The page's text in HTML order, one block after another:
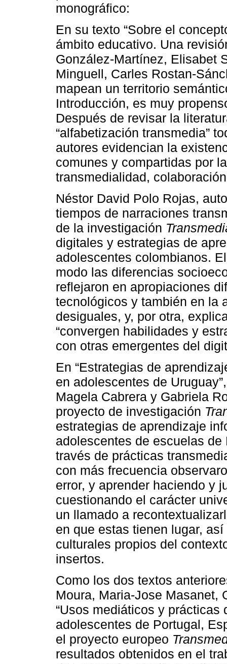
monográfico:
En su texto “Sobre el
ámbito educativo. Una
González-Martínez, Elisabet
Minguell, Carles Rostan-
mapean un territorio
Introducción, es muy
Después de revisar la
“alfabetización transmedia”
autores evidencian la
comunes y compartidas por
transmedialidad,
Néstor David Polo Rojas,
tiempos de narraciones
de la investigación
digitales y estrategias de
adolescentes colombianos.
modo las diferencias
reflejaron en apropiaciones
tecnológicos y también en la
desiguales, y, por otra,
“convergen habilidades y
con otras emergentes del
En “Estrategias de
en adolescentes de
Magela Cabrera y Gabriela
proyecto de investigación
estrategias de aprendizaje
adolescentes de escuelas
través de prácticas
con más frecuencia
error, y aprender haciendo y
cuestionando el carácter
un llamado a
en que estas tienen lugar,
culturales propios del
insertos.
Como los dos textos
Moura, Maria-Jose Masanet,
“Usos mediáticos y
adolescentes de Portugal,
el proyecto europeo
resultados obtenidos en el